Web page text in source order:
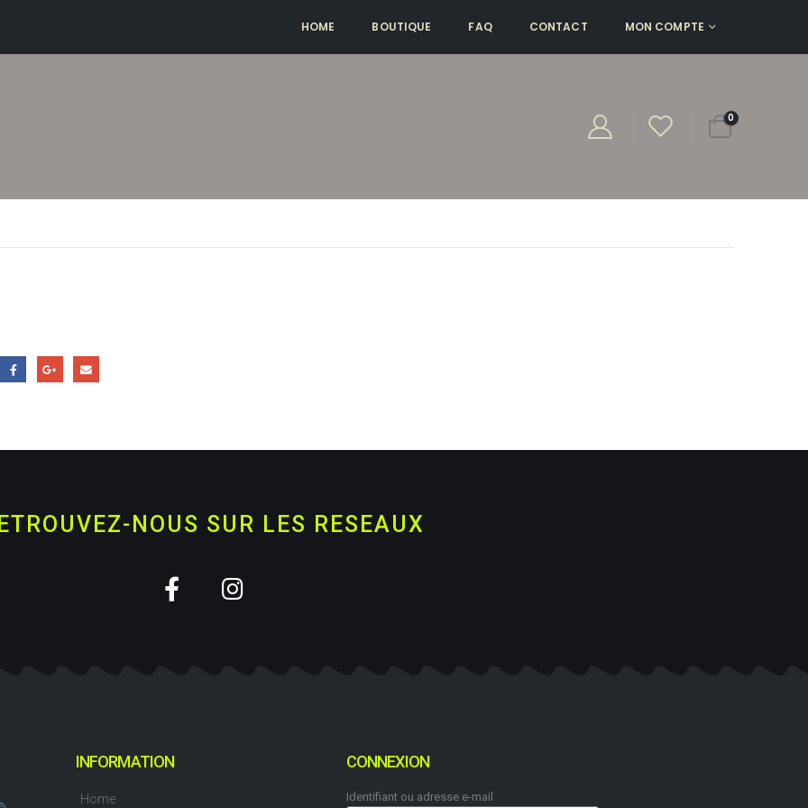
HOME BOUTIQUE FAQ CONTACT MON COMPTE
0
NOUS SUR LES RESEAUX
INFORMATION
Home
CONNEXION
Identifiant ou adresse e-mail